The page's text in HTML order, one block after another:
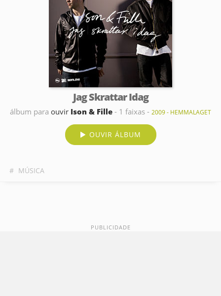
Jag Skrattar Idag
álbum para ouvir Ison & Fille - 1 faixas - 2009 - HEMMALAGET
OUVIR ÁLBUM
# MÚSICA